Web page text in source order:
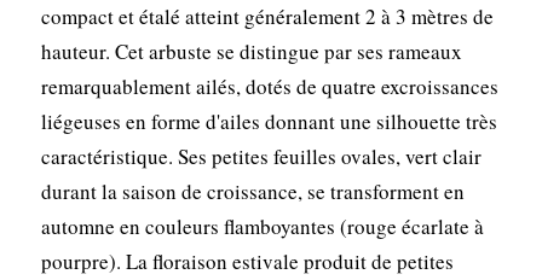
compact et étalé atteint généralement 2 à 3 mètres de
hauteur. Cet arbuste se distingue par ses rameaux
remarquablement ailés, dotés de quatre excroissances
liégeuses en forme d'ailes donnant une silhouette très
caractéristique. Ses petites feuilles ovales, vert clair
durant la saison de croissance, se transforment en
automne en couleurs flamboyantes (rouge écarlate à
pourpre). La floraison estivale produit de petites